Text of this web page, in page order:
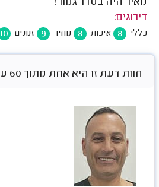
דירוגים:
כללי 8 איכות 8 מחיר 9 זמנים 10
חוות דעת זו היא אחת מתוך 60 על עסק זה: